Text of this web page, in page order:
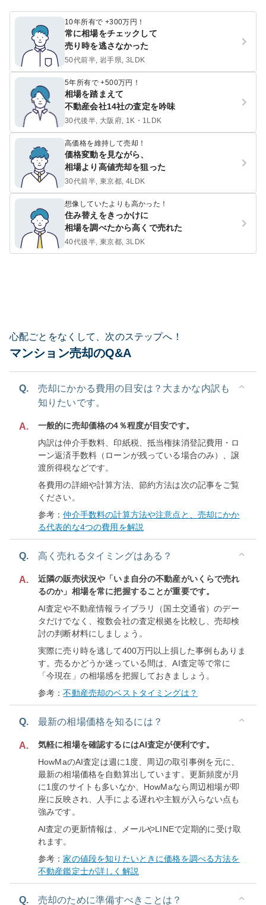
10年所有で +300万円！
常に相場をチェックして
売り時を逃さなかった
50代前半, 岩手県, 3LDK
5年所有で +500万円！
相場を踏まえて
不動産会社14社の査定を吟味
30代後半, 大阪府, 1K・1LDK
高価格を維持して売却！
価格変動を見ながら、
相場より高値売却を狙った
30代前半, 東京都, 4LDK
想像していたよりも高かった！
住み替えをきっかけに
相場を調べたから高くで売れた
40代後半, 東京都, 3LDK
心配ごとをなくして、次のステップへ！
マンション売却のQ&A
Q.
売却にかかる費用の目安は？大まかな内訳も
知りたいです。
A.
一般的に売却価格の4％程度が目安です。
内訳は仲介手数料、印紙税、抵当権抹消登記費用・ロ
ーン返済手数料（ローンが残っている場合のみ）、譲
渡所得税などです。
各費用の詳細や計算方法、節約方法は次の記事をご覧
ください。
参考：仲介手数料の計算方法や注意点と、売却にかか
る代表的な4つの費用を解説
Q. 高く売れるタイミングはある？
A.
近隣の販売状況や「いま自分の不動産がいくらで売れ
るのか」相場を常に把握することが重要です。
AI査定や不動産情報ライブラリ（国土交通省）のデー
タだけでなく、複数会社の査定根拠を比較し、売却検
討の判断材料にしましょう。
実際に売り時を逃して400万円以上損した事例もありま
す。売るかどうか迷っている間は、AI査定等で常に
「今現在」の相場感を把握しておきましょう。
参考：不動産売却のベストタイミングは？
Q. 最新の相場価格を知るには？
A.
気軽に相場を確認するにはAI査定が便利です。
HowMaのAI査定は週に1度、周辺の取引事例を元に、
最新の相場価格を自動算出しています。更新頻度が月
に1度のサイトも多いなか、HowMaなら周辺相場が即
座に反映され、人手による遅れや主観が入らない点も
強みです。
AI査定の更新情報は、メールやLINEで定期的に受け取
れます。
参考：家の値段を知りたいときに価格を調べる方法を
不動産鑑定士が詳しく解説
Q. 売却のために準備すべきことは？